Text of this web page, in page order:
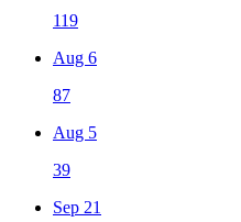
119
Aug 6
87
Aug 5
39
Sep 21